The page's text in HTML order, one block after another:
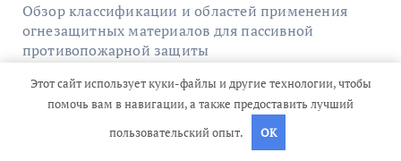
Обзор классификации и областей применения
огнезащитных материалов для пассивной
противопожарной защиты
Что такое GPU-серверы и для каких задач они
Этот сайт использует куки-файлы и другие технологии, чтобы
помочь вам в навигации, а также предоставить лучший
пользовательский опыт.
OK